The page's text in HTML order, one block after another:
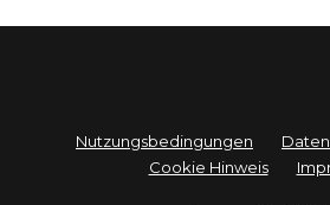
Nutzungsbedingungen
Cookie Hinweis